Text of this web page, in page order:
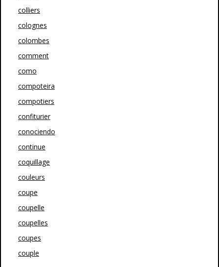
colliers
colognes
colombes
comment
como
compoteira
compotiers
confiturier
conociendo
continue
coquillage
couleurs
coupe
coupelle
coupelles
coupes
couple